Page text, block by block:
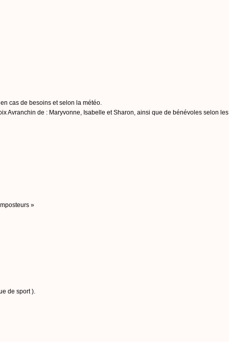
cas de besoins et selon la météo.
Avranchin de : Maryvonne, Isabelle et Sharon, ainsi que de bénévoles selon les
»
de sport ).